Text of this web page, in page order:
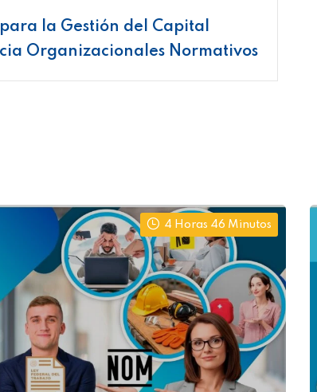
la Gestión del Capital
Organizacionales Normativos
4 Horas 46 Minutos